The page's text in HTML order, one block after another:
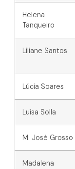
Helena
Tanqueiro
Liliane Santos
Lúcia Soares
Luísa Solla
M. José Grosso
Madalena